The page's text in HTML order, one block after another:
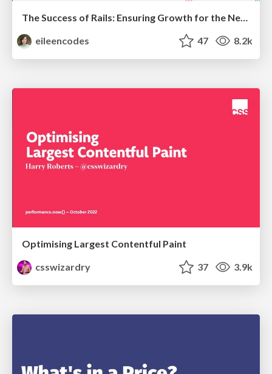
The Success of Rails: Ensuring Growth for the Next 100 Years
eileencodes
47 8.2k
Optimising Largest Contentful Paint
csswizardry
37 3.9k